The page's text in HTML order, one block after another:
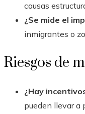
causas
¿Se mide el
inmigrantes o
Riesgos de
¿Hay
pueden llevar a